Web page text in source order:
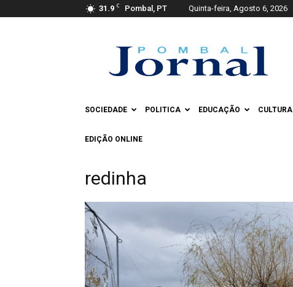
31.9 C Pombal, PT Quinta-feira, Agosto 6, 2026
Jornal
SOCIEDADE POLITICA EDUCAÇÃO CULTURA
EDIÇÃO ONLINE
redinha